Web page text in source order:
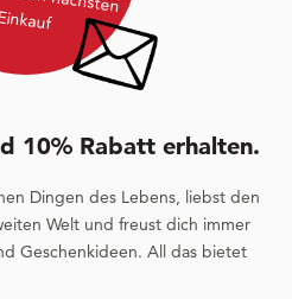
10% Rabatt erhalten.
Dingen des Lebens, liebst den
Welt und freust dich immer
Geschenkideen. All das bietet